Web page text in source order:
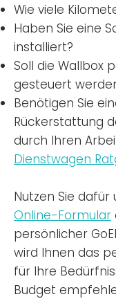
Wie viele
Haben Sie eine
installiert?
Soll die Wallbox
gesteuert
Benötigen Sie
Rückerstattung
durch Ihren
Dienstwagen
Nutzen Sie dafür
Online-Formular
persönlicher
wird Ihnen das
für Ihre
Budget